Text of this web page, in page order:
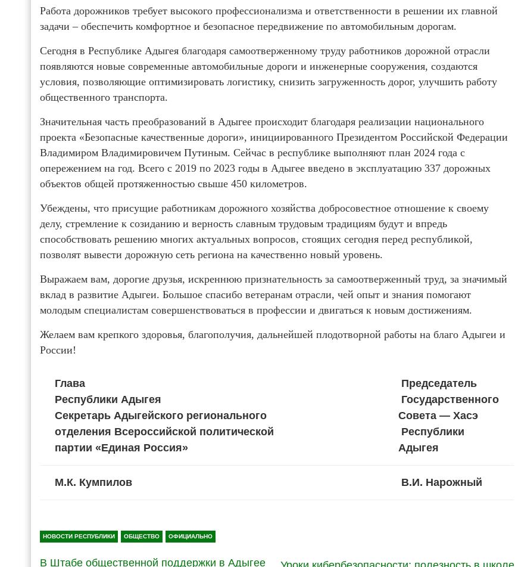
Работа дорожников требует высокого профессионализма и ответственности в решении их главной
задачи – обеспечить комфортное и безопасное передвижение по автомобильным дорогам.
Сегодня в Республике Адыгея благодаря самоотверженному труду работников дорожной отрасли
появляются новые современные автомобильные дороги и инженерные сооружения, создаются
условия, позволяющие оптимизировать логистику, снизить загруженность дорог, улучшить работу
общественного транспорта.
Значительная часть преобразований в Адыгее происходит благодаря реализации национального
проекта «Безопасные качественные дороги», инициированного Президентом Российской Федерации
Владимиром Владимировичем Путиным. Сейчас в республике выполняют план 2024 года с
опережением на год. Всего с 2019 по 2023 годы в Адыгее введено в эксплуатацию 337 дорожных
объектов общей протяженностью свыше 450 километров.
Убеждены, что присущие работникам дорожного хозяйства добросовестное отношение к своему
делу, стремление к созиданию и верность славным трудовым традициям будут и впредь
способствовать решению многих актуальных вопросов, стоящих сегодня перед республикой,
позволят вывести дорожную сеть региона на качественно новый уровень.
Выражаем вам, дорогие друзья, искреннюю признательность за самоотверженный труд, за значимый
вклад в развитие Адыгеи. Большое спасибо ветеранам отрасли, чей опыт и знания помогают
молодым специалистам совершенствоваться в профессии и двигаться к новым достижениям.
Желаем вам крепкого здоровья, благополучия, дальнейшей плодотворной работы на благо Адыгеи и
России!
Глава
Республики Адыгея
Секретарь Адыгейского регионального
отделения Всероссийской политической
партии «Единая Россия»
Председатель
Государственного
Совета — Хасэ
Республики
Адыгея
М.К. Кумпилов В.И. Нарожный
НОВОСТИ РЕСПУБЛИКИ ОБЩЕСТВО ОФИЦИАЛЬНО
В Штабе общественной поддержки в Адыгее